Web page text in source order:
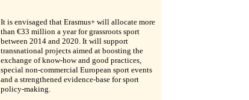
It is envisaged that Erasmus+ will allocate more
than €33 million a year for grassroots sport
between 2014 and 2020. It will support
transnational projects aimed at boosting the
exchange of know-how and good practices,
special non-commercial European sport events
and a strengthened evidence-base for sport
policy-making.